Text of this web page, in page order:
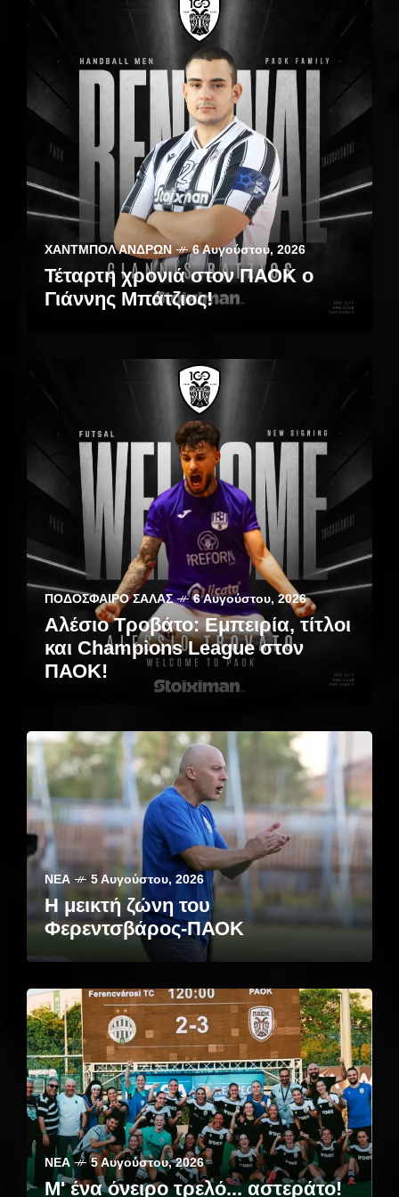
ΧΆΝΤΜΠΟΛ ΑΝΔΡΏΝ 6 Αυγούστου, 2026
Τέταρτη χρονιά στον ΠΑΟΚ ο
Γιάννης Μπάτζιος!
ΠΟΔΌΣΦΑΙΡΟ ΣΆΛΑΣ 6 Αυγούστου, 2026
Αλέσιο Τροβάτο: Εμπειρία, τίτλοι
και Champions League στον
ΠΑΟΚ!
ΝΈΑ 5 Αυγούστου, 2026
Η μεικτή ζώνη του
Φερεντσβάρος-ΠΑΟΚ
ΝΈΑ 5 Αυγούστου, 2026
Μ' ένα όνειρο τρελό... αστεράτο!